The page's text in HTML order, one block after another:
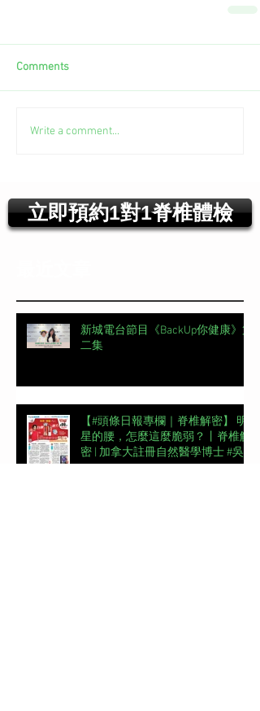
Comments
Write a comment...
立即預約1對1脊椎體檢
新城電台節目《BackUp你健康》第
二集
【#頭條日報專欄｜脊椎解密】 明
星的腰，怎麼這麼脆弱？丨脊椎解
密 | 加拿大註冊自然醫學博士 #吳
錞銦 #DrYan專欄